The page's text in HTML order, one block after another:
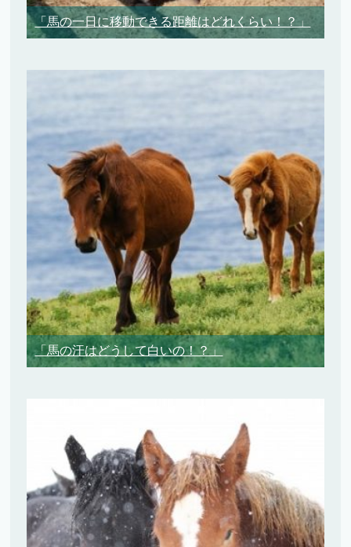
「馬の一日に移動できる距離はどれくらい！？」
「馬の汗はどうして白いの！？」